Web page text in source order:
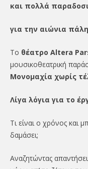
και πολλά
για την αιώνια
Το θέατρο Altera
μουσικοθεατρική
Mονομαχία χωρίς
Λίγα λόγια για το
Τι είναι ο χρόνος και
δαμάσει;
Αναζητώντας